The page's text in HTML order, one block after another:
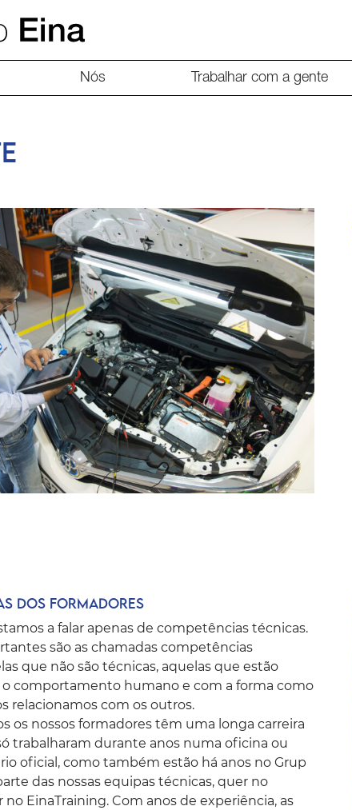
Nós Trabalhar com a gente
dos formadores
a falar apenas de competências técnicas.
são as chamadas competências
que não são técnicas, aquelas que estão
o comportamento humano e com a forma como
relacionamos com os outros.
os nossos formadores têm uma longa carreira
trabalharam durante anos numa oficina ou
oficial, como também estão há anos no Grup
das nossas equipas técnicas, quer no
no EinaTraining. Com anos de experiência, as